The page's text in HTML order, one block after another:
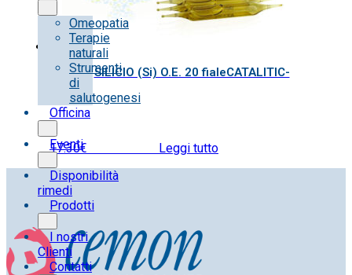
Omeopatia
Terapie
naturali
Strumenti
di
salutogenesi
Officina
Eventi
Disponibilità
rimedi
Prodotti
I nostri
Clienti
Contatti
SILICIO (Si) O.E. 20 fialeCATALITIC-
17.30€ Leggi tutto